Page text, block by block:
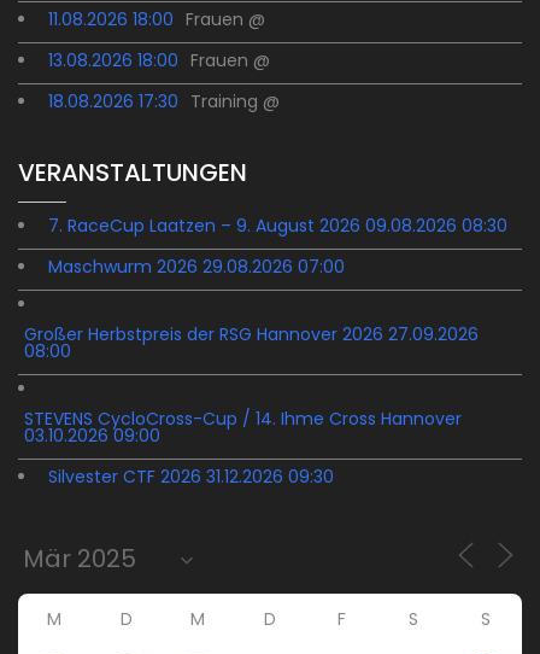
11.08.2026 18:00 Frauen @
13.08.2026 18:00 Frauen @
18.08.2026 17:30 Training @
VERANSTALTUNGEN
7. RaceCup Laatzen – 9. August 2026 09.08.2026 08:30
Maschwurm 2026 29.08.2026 07:00
Großer Herbstpreis der RSG Hannover 2026 27.09.2026
08:00
STEVENS CycloCross-Cup / 14. Ihme Cross Hannover
03.10.2026 09:00
Silvester CTF 2026 31.12.2026 09:30
M D M D F S S